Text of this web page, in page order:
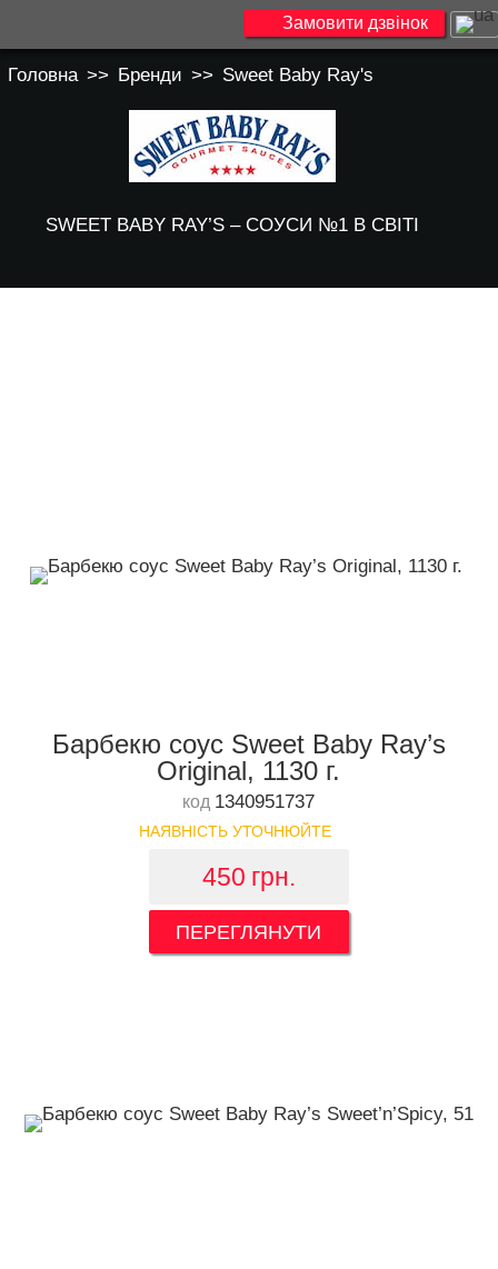
Замовити дзвінок
Головна >> Бренди >> Sweet Baby Ray's
SWEET BABY RAY’S – СОУСИ №1 В СВІТІ
Барбекю соус Sweet Baby Ray’s
Original, 1130 г.
код 1340951737
НАЯВНІСТЬ УТОЧНЮЙТЕ
450 грн.
ПЕРЕГЛЯНУТИ